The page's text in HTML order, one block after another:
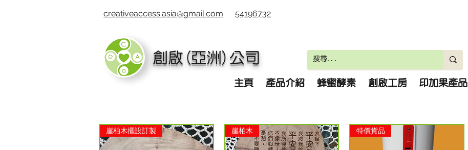
creativeaccess.asia@gmail.com 54196732
創啟(亞洲)公司
主頁 產品介紹 蜂蜜酵素 創啟工房 印加果產品
崖柏木擺設訂製 崖柏木 特價貨品